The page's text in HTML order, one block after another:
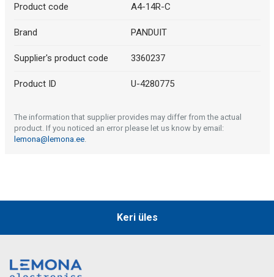
Product code A4-14R-C
Brand PANDUIT
Supplier's product code 3360237
Product ID U-4280775
The information that supplier provides may differ from the actual
product. If you noticed an error please let us know by email:
lemona@lemona.ee.
Keri üles